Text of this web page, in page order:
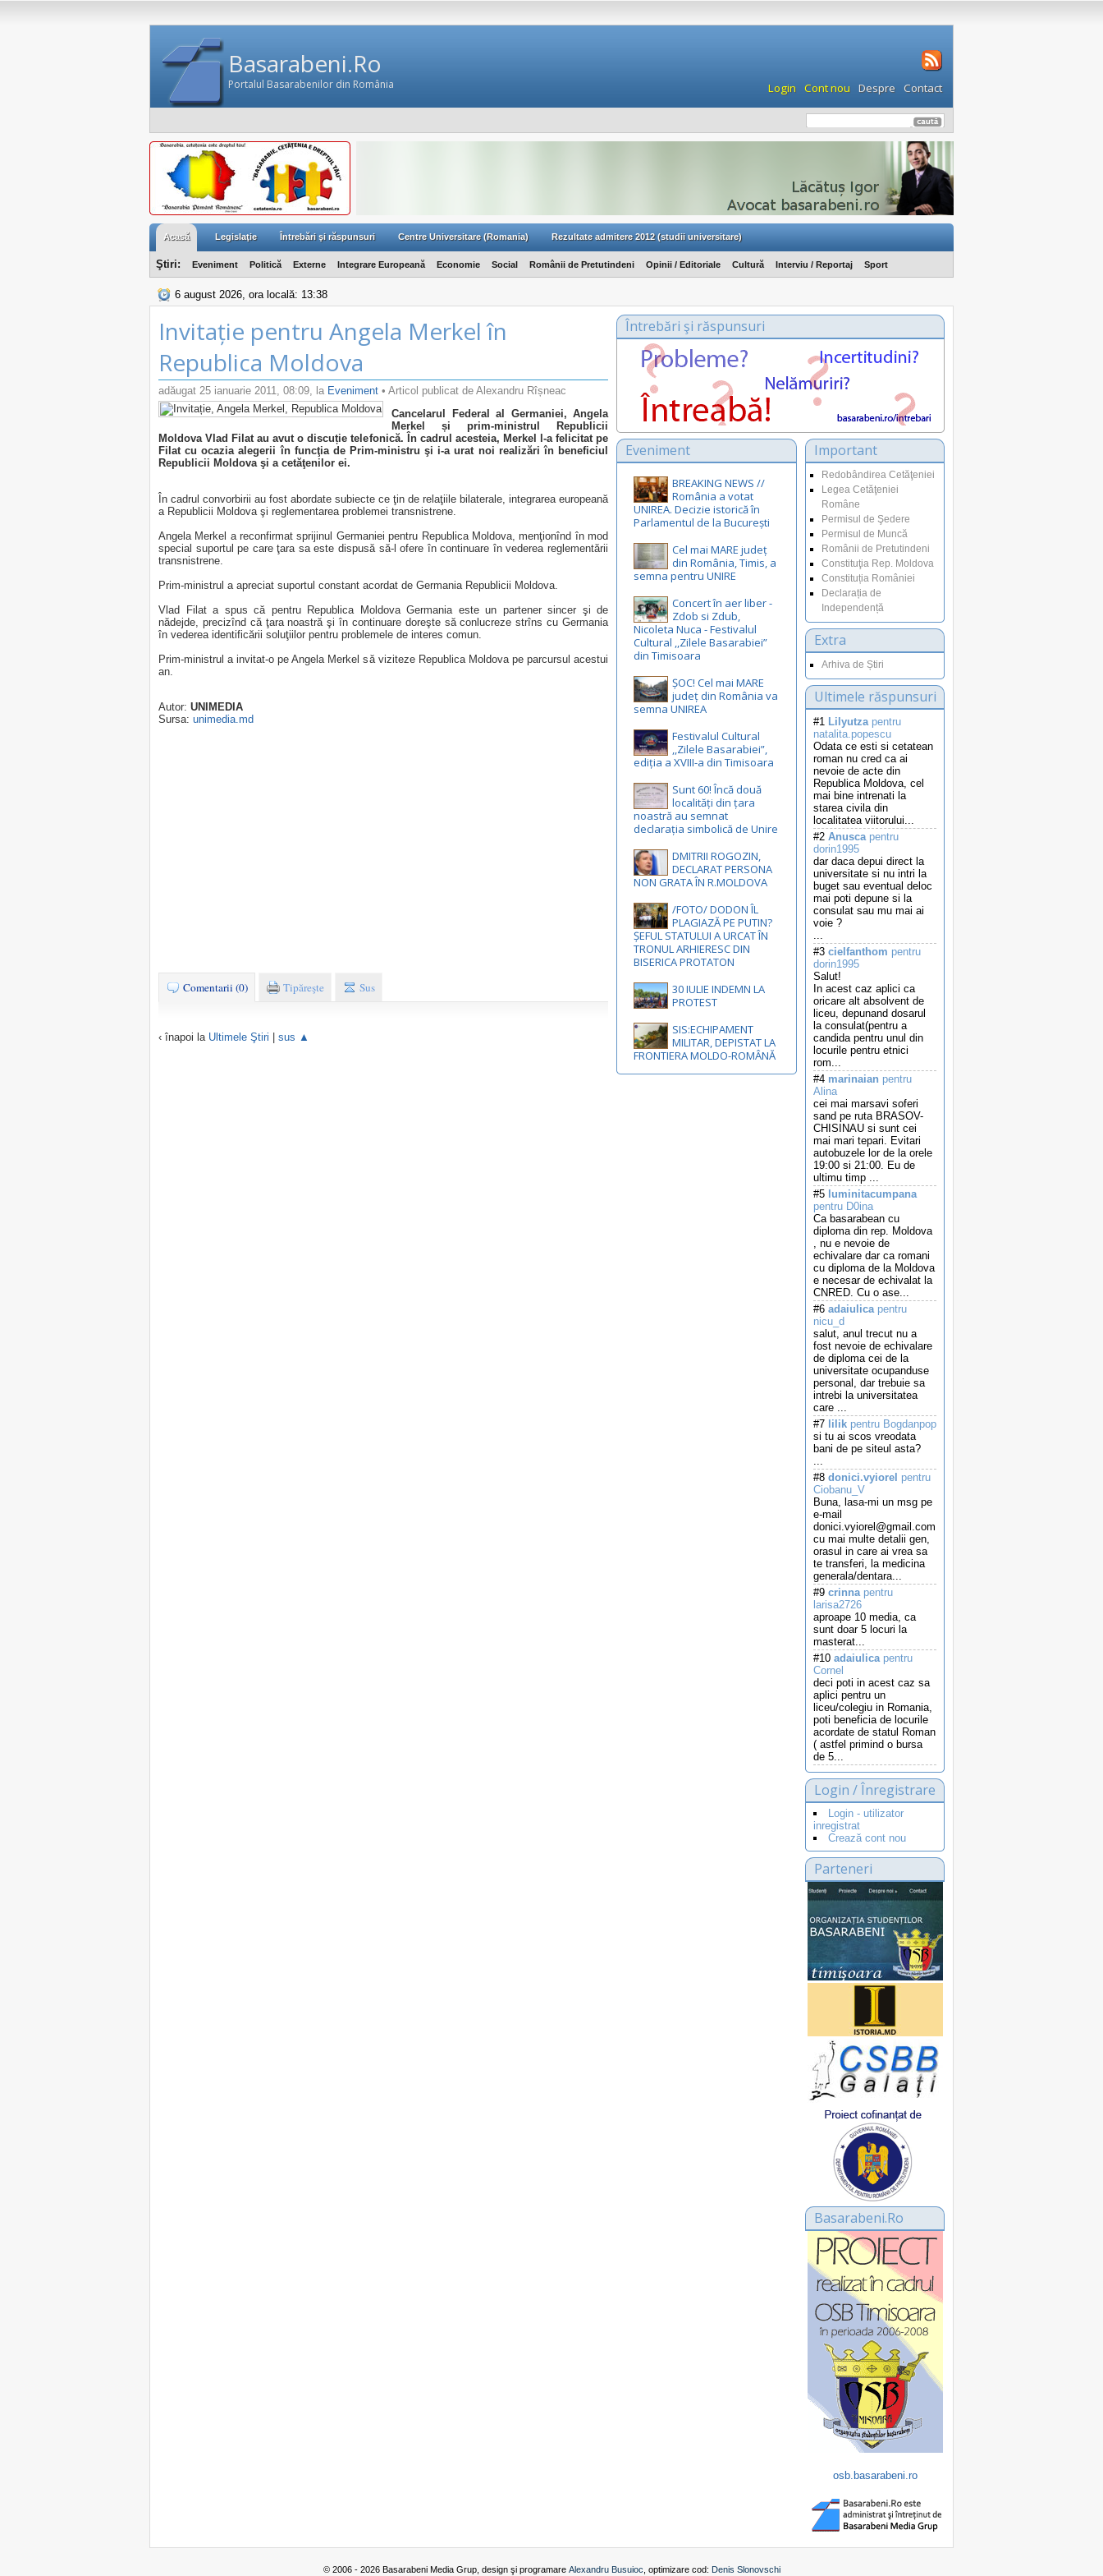
Basarabeni.Ro
Portalul Basarabenilor din România Login Cont nou Despre Contact
Acasă Legislaţie Întrebări şi răspunsuri Centre Universitare (Romania) Rezultate admitere 2012 (studii universitare)
Ştiri: Eveniment Politică Externe Integrare Europeană Economie Social Românii de Pretutindeni Opinii / Editoriale Cultură Interviu / Reportaj Sport
6 august 2026, ora locală: 13:38
Invitație pentru Angela Merkel în
Republica Moldova
adăugat 25 ianuarie 2011, 08:09, la Eveniment • Articol publicat de Alexandru Rîșneac
Cancelarul Federal al Germaniei, Angela
Merkel și prim-ministrul Republicii
Moldova Vlad Filat au avut o discuție telefonică. În cadrul acesteia, Merkel l-a felicitat pe
Filat cu ocazia alegerii în funcţia de Prim-ministru şi i-a urat noi realizări în beneficiul
Republicii Moldova şi a cetăţenilor ei.
În cadrul convorbirii au fost abordate subiecte ce ţin de relaţiile bilaterale, integrarea europeană
a Republicii Moldova şi reglementarea problemei transnistrene.
Angela Merkel a reconfirmat sprijinul Germaniei pentru Republica Moldova, menţionînd în mod
special suportul pe care ţara sa este dispusă să-l ofere în continuare în vederea reglementării
transnistrene.
Prim-ministrul a apreciat suportul constant acordat de Germania Republicii Moldova.
Vlad Filat a spus că pentru Republica Moldova Germania este un partener sincer şi de
nădejde, precizînd că ţara noastră şi în continuare doreşte să conlucreze strîns cu Germania
în vederea identificării soluţiilor pentru problemele de interes comun.
Prim-ministrul a invitat-o pe Angela Merkel să viziteze Republica Moldova pe parcursul acestui
an.
Autor: UNIMEDIA
Sursa: unimedia.md
Comentarii (0) Tipăreşte Sus
‹ înapoi la Ultimele Ştiri sus ▲
Întrebări şi răspunsuri
Important
Redobândirea Cetăţeniei
Legea Cetăţeniei
Române
Permisul de Şedere
Permisul de Muncă
Românii de Pretutindeni
Constituţia Rep. Moldova
Constituția României
Declarația de
Independență
Extra
Arhiva de Știri
Ultimele răspunsuri
#1 Lilyutzapentru
natalita.popescu
Odata ce esti si cetatean
roman nu cred ca ai
nevoie de acte din
Republica Moldova, cel
mai bine intrenati la
starea civila din
localitatea viitorului...
#2 Anuscapentru
dorin1995
dar daca depui direct la
universitate si nu intri la
buget sau eventual deloc
mai poti depune si la
consulat sau mu mai ai
voie ?
...
#3 cielfanthom pentru
dorin1995
Salut!
In acest caz aplici ca
oricare alt absolvent de
liceu, depunand dosarul
la consulat(pentru a
candida pentru unul din
locurile pentru etnici
rom...
#4 marinaian pentru
Alina
cei mai marsavi soferi
sand pe ruta BRASOV-
CHISINAU si sunt cei
mai mari tepari. Evitari
autobuzele lor de la orele
19:00 si 21:00. Eu de
ultimu timp ...
#5 luminitacumpana
pentru D0ina
Ca basarabean cu
diploma din rep. Moldova
, nu e nevoie de
echivalare dar ca romani
cu diploma de la Moldova
e necesar de echivalat la
CNRED. Cu o ase...
#6 adaiulicapentru
nicu_d
salut, anul trecut nu a
fost nevoie de echivalare
de diploma cei de la
universitate ocupanduse
personal, dar trebuie sa
intrebi la universitatea
care ...
#7 lilik pentru Bogdanpop
si tu ai scos vreodata
bani de pe siteul asta?
...
#8 donici.vyiorel pentru
Ciobanu_V
Buna, lasa-mi un msg pe
e-mail
donici.vyiorel@gmail.com
cu mai multe detalii gen,
orasul in care ai vrea sa
te transferi, la medicina
generala/dentara...
#9 crinnapentru
larisa2726
aproape 10 media, ca
sunt doar 5 locuri la
masterat...
#10 adaiulicapentru
Cornel
deci poti in acest caz sa
aplici pentru un
liceu/colegiu in Romania,
poti beneficia de locurile
acordate de statul Roman
( astfel primind o bursa
de 5...
Login / Înregistrare
Login - utilizator
inregistrat
Crează cont nou
Parteneri
Basarabeni.Ro
osb.basarabeni.ro
Eveniment
BREAKING NEWS //
România a votat
UNIREA. Decizie istorică în
Parlamentul de la București
Cel mai MARE județ
din România, Timis, a
semna pentru UNIRE
Concert în aer liber -
Zdob si Zdub,
Nicoleta Nuca - Festivalul
Cultural ,,Zilele Basarabiei”
din Timisoara
ȘOC! Cel mai MARE
județ din România va
semna UNIREA
Festivalul Cultural
,,Zilele Basarabiei”,
ediția a XVIII-a din Timisoara
Sunt 60! Încă două
localități din țara
noastră au semnat
declarația simbolică de Unire
DMITRII ROGOZIN,
DECLARAT PERSONA
NON GRATA ÎN R.MOLDOVA
/FOTO/ DODON ÎL
PLAGIAZĂ PE PUTIN?
ȘEFUL STATULUI A URCAT ÎN
TRONUL ARHIERESC DIN
BISERICA PROTATON
30 IULIE INDEMN LA
PROTEST
SIS:ECHIPAMENT
MILITAR, DEPISTAT LA
FRONTIERA MOLDO-ROMÂNĂ
© 2006 - 2026 Basarabeni Media Grup, design şi programare Alexandru Busuioc , optimizare cod: Denis Slonovschi